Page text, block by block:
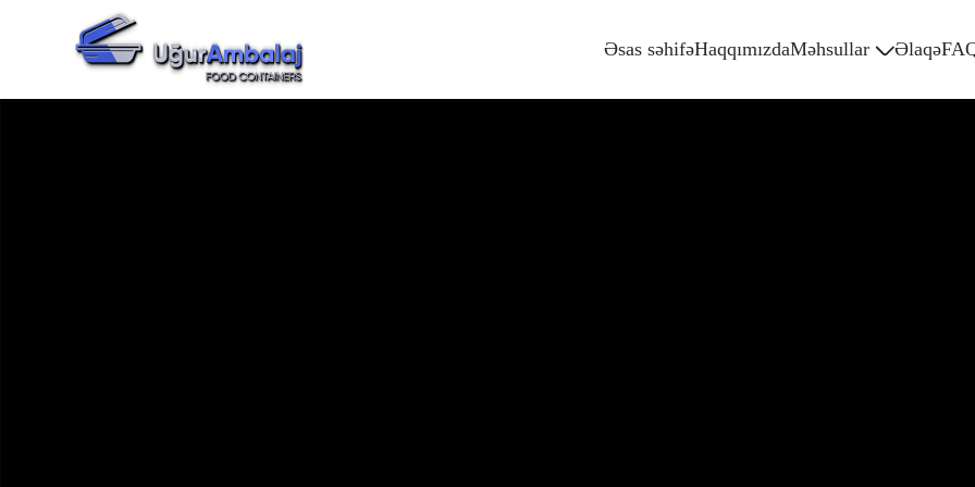
Əsas səhifəHaqqımızdaMəhsullar Əlaqə